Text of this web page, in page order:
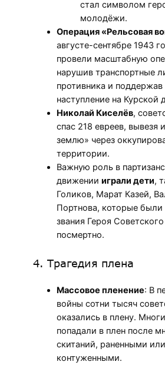
стал символом
молодёжи.
Операция «Рельсовая
августе-сентябре 1943
провели масштабную
нарушив транспортные
противника и поддержав
наступление на Курской
Николай Киселёв,
спас 218 евреев, вывезя
землю» через
территории.
Важную роль в
движении играли дети,
Голиков, Марат Казей,
Портнова, которые были
звания Героя
посмертно.
4. Трагедия плена
Массовое пленение: В
войны сотни тысяч
оказались в плену.
попадали в плен после
скитаний, раненными или
контуженными.